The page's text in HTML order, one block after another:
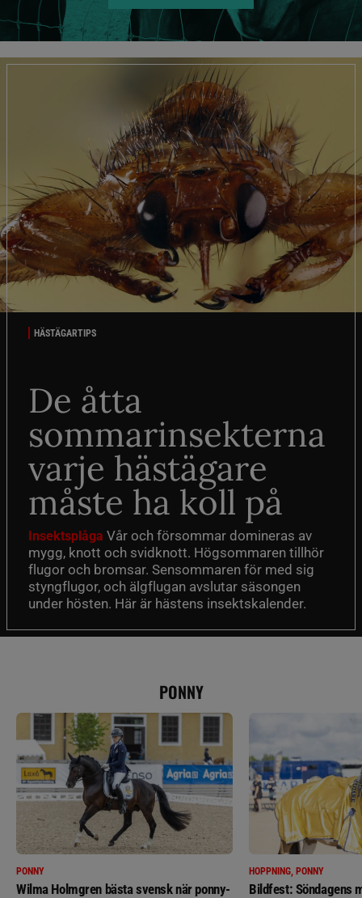
HÄSTÄGARTIPS
De åtta
sommarinsekterna
varje hästägare
måste ha koll på
Insektsplåga Vår och försommar domineras av
mygg, knott och svidknott. Högsommaren tillhör
flugor och bromsar. Sensommaren för med sig
styngflugor, och älgflugan avslutar säsongen
under hösten. Här är hästens insektskalender.
PONNY
PONNY
Wilma Holmgren bästa svensk när ponny-
HOPPNING, PONNY
Bildfest: Söndagens